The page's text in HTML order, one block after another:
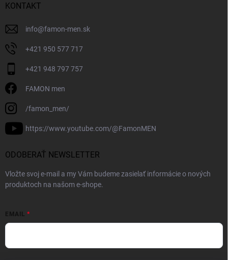
KONTAKT
info@famon-men.sk
+421 950 577 717
+421 948 797 757
FAMON men
/famon_men/
https://www.youtube.com/@FamonMEN
ODOBERAŤ NEWSLETTER
Vložte svoj e-mail a my Vám budeme zasielať informácie o nových
produktoch na našom e-shope.
EMAIL